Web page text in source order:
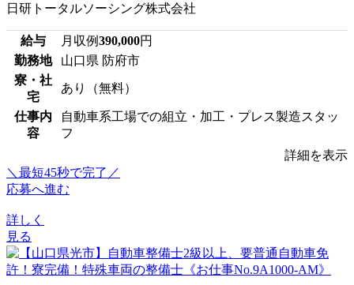
日研トータルソーシング株式会社
給与 月収例390,000円
勤務地
山口県 防府市
寮・社
宅
あり（無料）
仕事内
容
自動車系工場での組立・加工・プレス製造スタッ
フ
詳細を表示
＼最短45秒で完了／
応募へ進む
詳しく
見る